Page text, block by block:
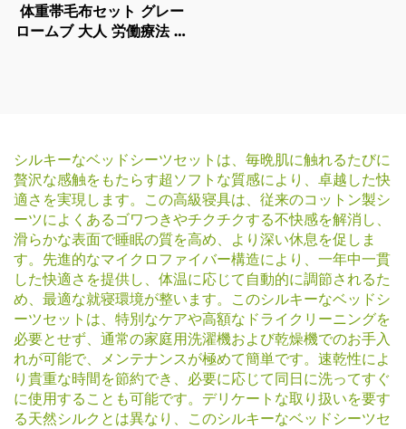
体重帯毛布セット グレー
ロームブ 大人 労働療法 不
シルキーなベッドシーツセットは、毎晩肌に触れるたびに
贅沢な感触をもたらす超ソフトな質感により、卓越した快
適さを実現します。この高級寝具は、従来のコットン製シ
ーツによくあるゴワつきやチクチクする不快感を解消し、
滑らかな表面で睡眠の質を高め、より深い休息を促しま
す。先進的なマイクロファイバー構造により、一年中一貫
した快適さを提供し、体温に応じて自動的に調節されるた
め、最適な就寝環境が整います。このシルキーなベッドシ
ーツセットは、特別なケアや高額なドライクリーニングを
必要とせず、通常の家庭用洗濯機および乾燥機でのお手入
れが可能で、メンテナンスが極めて簡単です。速乾性によ
り貴重な時間を節約でき、必要に応じて同日に洗ってすぐ
に使用することも可能です。デリケートな取り扱いを要す
る天然シルクとは異なり、このシルキーなベッドシーツセ